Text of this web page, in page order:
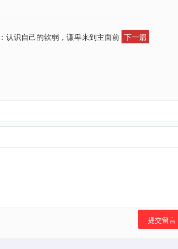
认识自己的软弱，谦卑来到主面前 下一篇
提交留言